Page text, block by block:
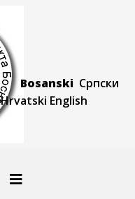
Bosanski Српски
Hrvatski English